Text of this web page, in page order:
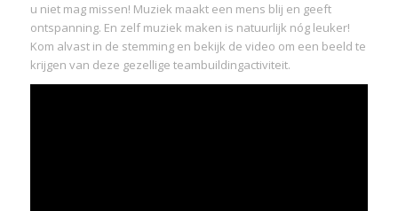
u niet mag missen! Muziek maakt een mens blij en geeft
ontspanning. En zelf muziek maken is natuurlijk nóg leuker!
Kom alvast in de stemming en bekijk de video om een beeld te
krijgen van deze gezellige teambuildingactiviteit.